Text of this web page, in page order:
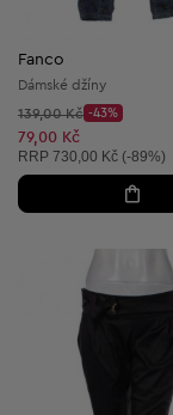
Fanco
Dámské džíny
Původní cena:
139,00 Kč
Discount Price:
-43%
Snížená cena:
79,00 Kč
Doporučená cena:
RRP 730,00 Kč (-89%)